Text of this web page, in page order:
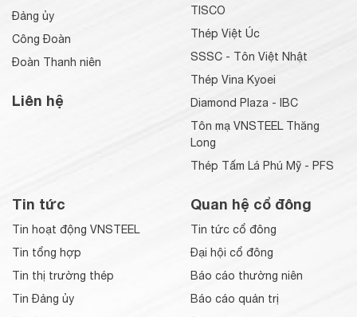
Đảng ủy
Công Đoàn
Đoàn Thanh niên
Liên hệ
TISCO
Thép Việt Úc
SSSC - Tôn Việt Nhật
Thép Vina Kyoei
Diamond Plaza - IBC
Tôn mạ VNSTEEL Thăng
Long
Thép Tấm Lá Phú Mỹ - PFS
Tin tức
Tin hoạt động VNSTEEL
Tin tổng hợp
Tin thị trường thép
Tin Đảng ủy
Quan hệ cổ đông
Tin tức cổ đông
Đại hội cổ đông
Báo cáo thường niên
Báo cáo quản trị